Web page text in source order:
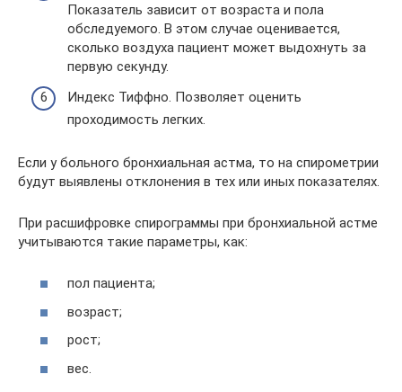
Показатель зависит от возраста и пола
обследуемого. В этом случае оценивается,
сколько воздуха пациент может выдохнуть за
первую секунду.
Индекс Тиффно. Позволяет оценить
проходимость легких.
Если у больного бронхиальная астма, то на спирометрии
будут выявлены отклонения в тех или иных показателях.
При расшифровке спирограммы при бронхиальной астме
учитываются такие параметры, как:
пол пациента;
возраст;
рост;
вес.